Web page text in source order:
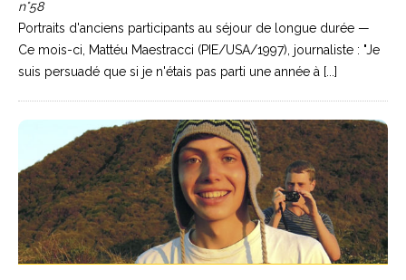
n°58
Portraits d'anciens participants au séjour de longue durée —
Ce mois-ci, Mattéu Maestracci (PIE/USA/1997), journaliste : "Je
suis persuadé que si je n'étais pas parti une année à [...]